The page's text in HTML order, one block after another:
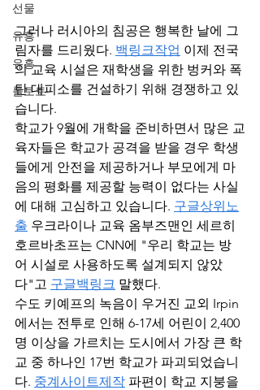
선물
유흥
유흥
롤토토
그러나 러시아의 침공은 행복한 날에 그
림자를 드리웠다. 백링크작업 이제 전국
의 교육 시설은 재학생을 위한 벙커와 폭
탄 대피소를 건설하기 위해 경쟁하고 있
습니다.
학교가 9월에 개학을 준비하면서 많은 교
육자들은 학교가 공격을 받을 경우 학생
들에게 안전을 제공하거나 부모에게 마
음의 평화를 제공할 능력이 없다는 사실
에 대해 고심하고 있습니다. 구글상위노
출 우크라이나 교육 옴부즈맨인 세르히
호르바초프는 CNN에 "우리 학교는 방
어 시설로 사용하도록 설계되지 않았
다"고 구글백링크 말했다.
수도 키예프의 녹음이 우거진 교외 Irpin
에서는 전투로 인해 6-17세 어린이 2,400
명 이상을 가르치는 도시에서 가장 큰 학
교 중 하나인 17번 학교가 파괴되었습니
다. 중계사이트제작 파편이 학교 지붕을